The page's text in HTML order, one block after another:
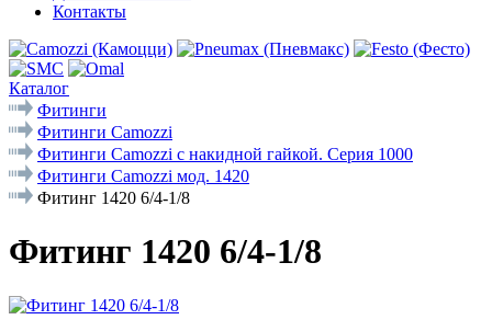
Контакты
Каталог
Фитинги
Фитинги Camozzi
Фитинги Camozzi с накидной гайкой. Серия 1000
Фитинги Camozzi мод. 1420
Фитинг 1420 6/4-1/8
Фитинг 1420 6/4-1/8